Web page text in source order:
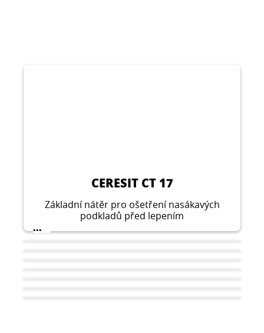
CERESIT CT 17
Základní nátěr pro ošetření nasákavých
podkladů před lepením
povrchových vrstev a vyrovnávacích
...